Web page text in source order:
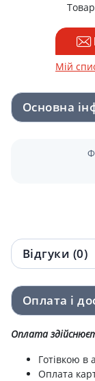
Мій
Основна
Відгуки (0)
Оплата і
Оплата
Готівкою в
Оплата